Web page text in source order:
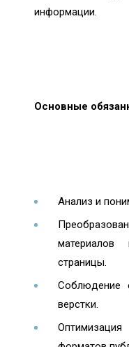
информации.
Основные
Анализ и
страницы.
Соблюдение
верстки.